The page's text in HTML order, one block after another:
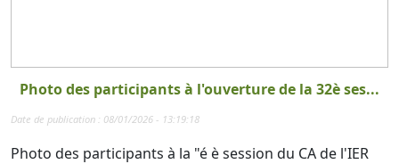
Photo des participants à l'ouverture de la 32è ses...
Date de publication : 08/01/2026 - 13:19:18
Photo des participants à la "é è session du CA de l'IER